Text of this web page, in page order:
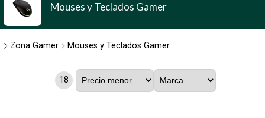
Mouses y Teclados Gamer
Zona Gamer Mouses y Teclados Gamer
18